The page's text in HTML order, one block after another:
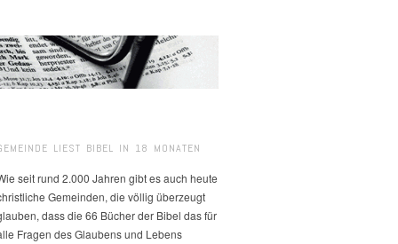
LIEST BIBEL IN 18 MONATEN
seit rund 2.000 Jahren gibt es auch heute
Gemeinden, die völlig überzeugt
dass die 66 Bücher der Bibel das für
Fragen des Glaubens und Lebens